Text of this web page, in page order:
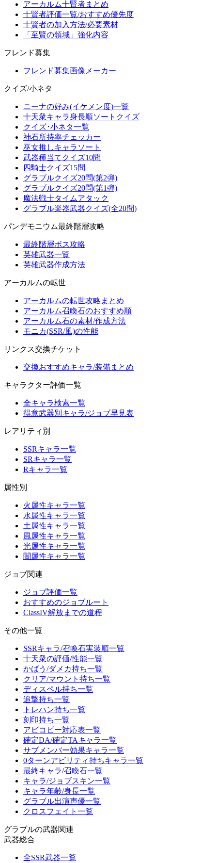
アーカルム十賢者まとめ
十賢者評価一覧/おすすめ優先度
十賢者の加入方法/必要素材
「至賢の領域」強化内容
フレンド募集
フレンド募集画像メーカー
クイズ/小ネタ
ニーナの好み(イケメン度)一覧
十天衆キャラ身長順ソートクイズ
クイズ･小ネタ一覧
神石所持率チェッカー
巫女推しキャラソート
武器種当てクイズ10問
四騎士クイズ15問
グラブルクイズ20問(第2弾)
グラブルクイズ20問(第1弾)
魔法戦士タイムアタック
グラブル楽器武器クイズ(全20問)
パンデモニウム最終階層攻略
最終階層ボス攻略
英雄武器一覧
英雄武器作成方法
アーカルムの転世
アーカルムの転世攻略まとめ
アーカルム召喚石のおすすめ順
アーカルム石の素材/作成方法
モニカ(SSR/風)の性能
リンクス交換チケット
交換おすすめキャラ/装備まとめ
キャラクター評価一覧
全キャラ検索一覧
得意武器別キャラ/ジョブ早見表
レアリティ別
SSRキャラ一覧
SRキャラ一覧
Rキャラ一覧
属性別
火属性キャラ一覧
水属性キャラ一覧
土属性キャラ一覧
風属性キャラ一覧
光属性キャラ一覧
闇属性キャラ一覧
ジョブ関連
ジョブ評価一覧
おすすめのジョブルート
ClassIV解放までの道程
その他一覧
SSRキャラ/召喚石実装順一覧
十天衆の評価/性能一覧
かばう/ダメカ持ち一覧
クリア/マウント持ち一覧
ディスペル持ち一覧
追撃持ち一覧
トレハン持ち一覧
刻印持ち一覧
アビコピー対応表一覧
確定DA/確定TAキャラ一覧
サブメンバー効果キャラ一覧
0ターンアビリティ持ちキャラ一覧
最終キャラ/召喚石一覧
キャラ/ジョブスキン一覧
キャラ年齢/身長一覧
グラブル出演声優一覧
クロスフェイト一覧
グラブルの武器関連
武器総合
全SSR武器一覧